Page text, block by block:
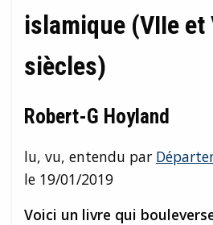
islamique (VIIe et
siècles)
Robert-G Hoyland
lu, vu, entendu par
le 19/01/2019
Voici un livre qui